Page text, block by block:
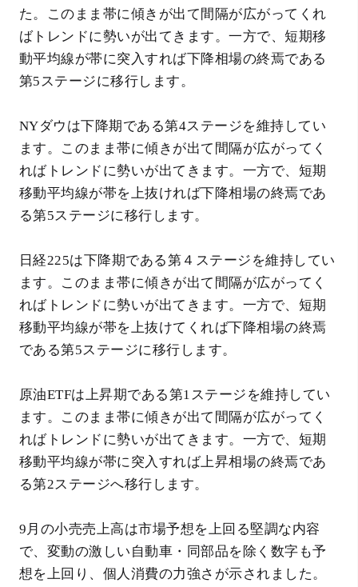
た。このまま帯に傾きが出て間隔が広がってくれ
ばトレンドに勢いが出てきます。一方で、短期移
動平均線が帯に突入すれば下降相場の終焉である
第5ステージに移行します。
NYダウは下降期である第4ステージを維持してい
ます。このまま帯に傾きが出て間隔が広がってく
ればトレンドに勢いが出てきます。一方で、短期
移動平均線が帯を上抜ければ下降相場の終焉であ
る第5ステージに移行します。
日経225は下降期である第４ステージを維持してい
ます。このまま帯に傾きが出て間隔が広がってく
ればトレンドに勢いが出てきます。一方で、短期
移動平均線が帯を上抜けてくれば下降相場の終焉
である第5ステージに移行します。
原油ETFは上昇期である第1ステージを維持してい
ます。このまま帯に傾きが出て間隔が広がってく
ればトレンドに勢いが出てきます。一方で、短期
移動平均線が帯に突入すれば上昇相場の終焉であ
る第2ステージへ移行します。
9月の小売売上高は市場予想を上回る堅調な内容
で、変動の激しい自動車・同部品を除く数字も予
想を上回り、個人消費の力強さが示されました。